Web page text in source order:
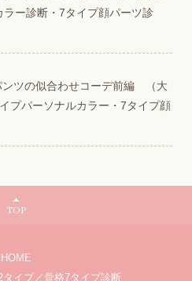
ー診断・7タイプ顔パーツ診
ンツの似合わせコーデ前編 （大
プパーソナルカラー・7タイプ顔
TOP
HOME
イプ／骨格7タイプ診断